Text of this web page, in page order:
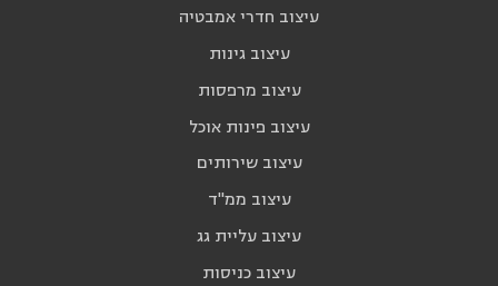
עיצוב חדרי אמבטיה
עיצוב גינות
עיצוב מרפסות
עיצוב פינות אוכל
עיצוב שירותים
עיצוב ממ"ד
עיצוב עליית גג
עיצוב כניסות